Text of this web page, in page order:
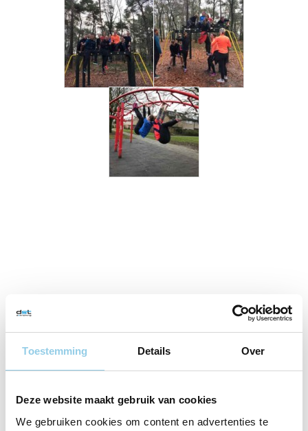
Toestemming Details Over
Deze website maakt gebruik van cookies
We gebruiken cookies om content en advertenties te
Bericht
Sportschool Roosendaal